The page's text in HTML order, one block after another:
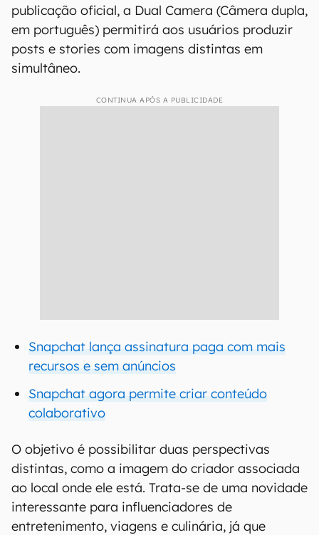
publicação oficial, a Dual Camera (Câmera dupla,
em português) permitirá aos usuários produzir
posts e stories com imagens distintas em
simultâneo.
CONTINUA APÓS A PUBLICIDADE
Snapchat lança assinatura paga com mais
recursos e sem anúncios
Snapchat agora permite criar conteúdo
colaborativo
O objetivo é possibilitar duas perspectivas
distintas, como a imagem do criador associada
ao local onde ele está. Trata-se de uma novidade
interessante para influenciadores de
entretenimento, viagens e culinária, já que